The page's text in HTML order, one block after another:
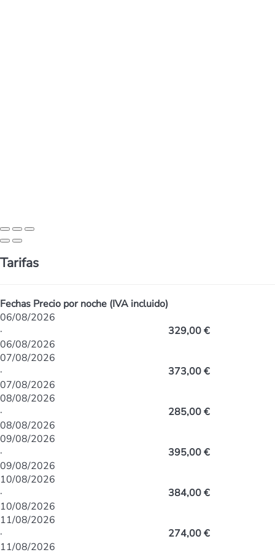
Tarifas
Fechas Precio por noche (IVA incluido)
06/08/2026
·
06/08/2026
329,00 €
07/08/2026
·
07/08/2026
373,00 €
08/08/2026
·
08/08/2026
285,00 €
09/08/2026
·
09/08/2026
395,00 €
10/08/2026
·
10/08/2026
384,00 €
11/08/2026
·
11/08/2026
274,00 €